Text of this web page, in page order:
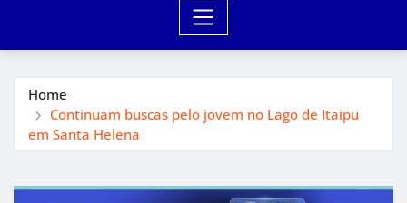
Home
Continuam buscas pelo jovem no Lago de Itaipu
em Santa Helena